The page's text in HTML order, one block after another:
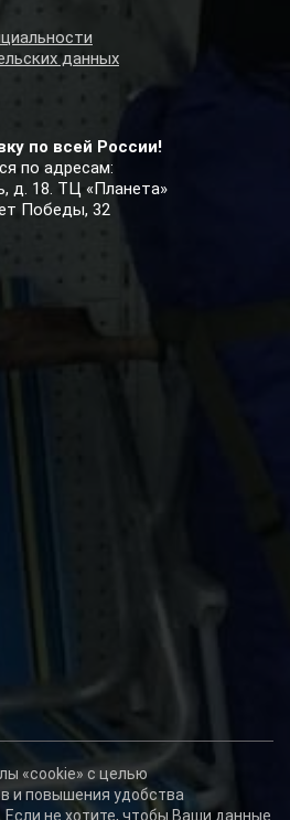
по всей России!
по адресам:
д. 18. ТЦ «Планета»
Победы, 32
данных
«cookie» с целью
и повышения удобства
не хотите, чтобы Ваши данные